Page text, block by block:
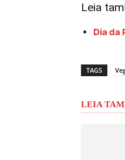
Leia
Dia da
TAGS
LEIA